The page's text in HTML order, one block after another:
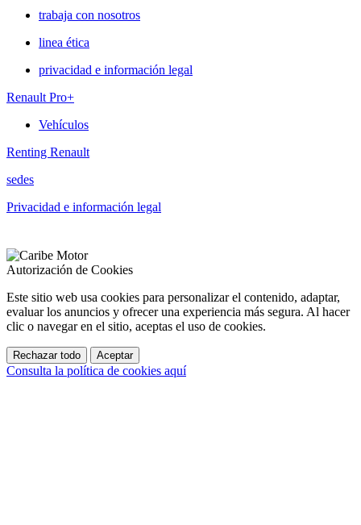
trabaja con nosotros
linea ética
privacidad e información legal
Renault Pro+
Vehículos
Renting Renault
sedes
Privacidad e información legal
Autorización de Cookies
Este sitio web usa cookies para personalizar el contenido, adaptar,
evaluar los anuncios y ofrecer una experiencia más segura. Al hacer
clic o navegar en el sitio, aceptas el uso de cookies.
Rechazar todo Aceptar
Consulta la política de cookies aquí